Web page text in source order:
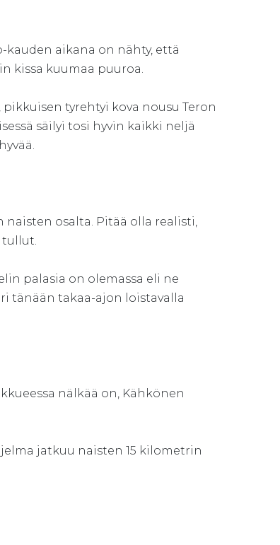
kauden aikana on nähty, että
kissa kuumaa puuroa.
tyrehtyi kova nousu Teron
säilyi tosi hyvin kaikki neljä
osalta. Pitää olla realisti,
tullut.
palasia on olemassa eli ne
tänään takaa-ajon loistavalla
nälkää on, Kähkönen
jatkuu naisten 15 kilometrin